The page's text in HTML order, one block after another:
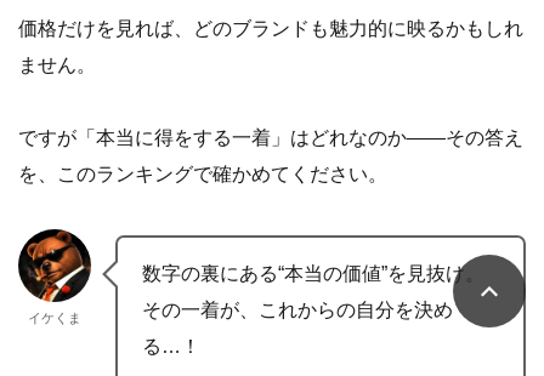
価格だけを見れば、どのブランドも魅力的に映るかもしれ
ません。
ですが「本当に得をする一着」はどれなのか——その答え
を、このランキングで確かめてください。
イケくま
数字の裏にある“本当の価値”を見抜け。
その一着が、これからの自分を決め
る…！